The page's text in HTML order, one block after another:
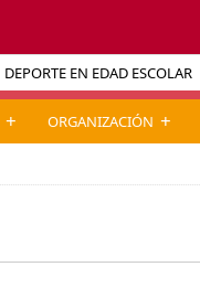
DEPORTE EN EDAD ESCOLAR
+ ORGANIZACIÓN +